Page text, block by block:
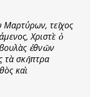
τεῖχος
Χριστὲ ὁ
ἐθνῶν
τὰ σκῆπτρα
καὶ